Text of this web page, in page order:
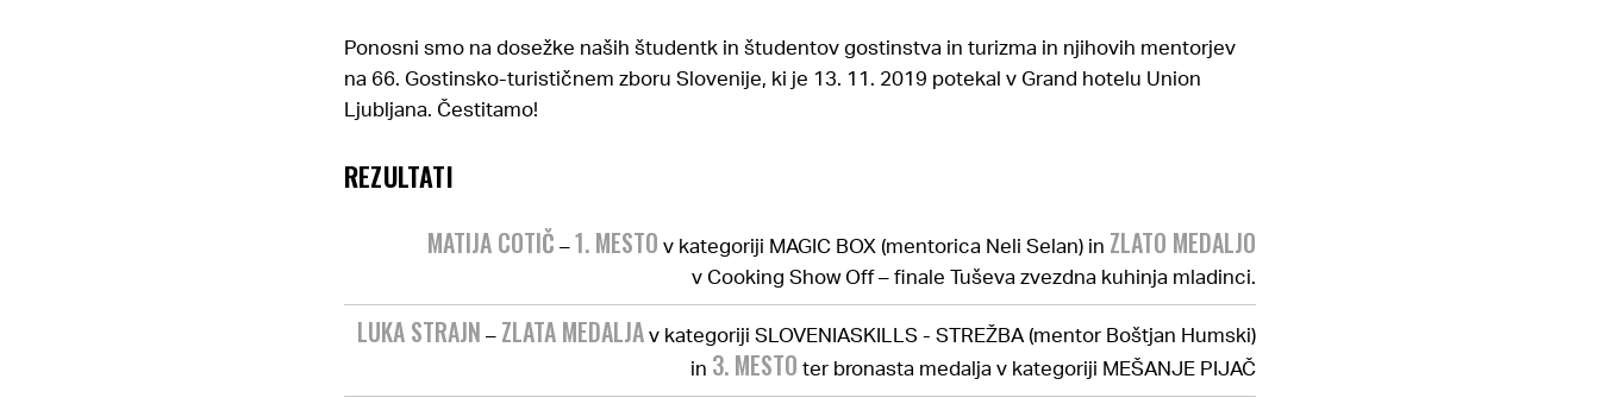
Ponosni smo na dosežke naših študentk in študentov gostinstva in turizma in njihovih mentorjev
na 66. Gostinsko-turističnem zboru Slovenije, ki je 13. 11. 2019 potekal v Grand hotelu Union
Ljubljana. Čestitamo!
REZULTATI
MATIJA COTIČ –1. MESTO v kategoriji MAGIC BOX (mentorica Neli Selan) in ZLATO MEDALJO
v Cooking Show Off – finale Tuševa zvezdna kuhinja mladinci.
LUKA STRAJN – ZLATA MEDALJAv kategoriji SLOVENIASKILLS - STREŽBA (mentor Boštjan Humski)
in 3. MESTO ter bronasta medalja v kategoriji MEŠANJE PIJAČ